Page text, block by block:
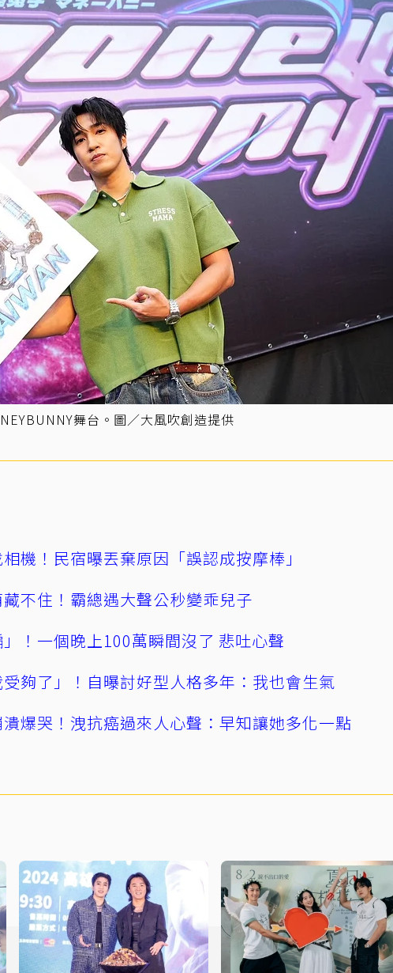
舞台。圖／大風吹創造提供
機！民宿曝丟棄原因「誤認成按摩棒」
不住！霸總遇大聲公秒變乖兒子
！一個晚上100萬瞬間沒了 悲吐心聲
夠了」！自曝討好型人格多年：我也會生氣
爆哭！洩抗癌過來人心聲：早知讓她多化一點